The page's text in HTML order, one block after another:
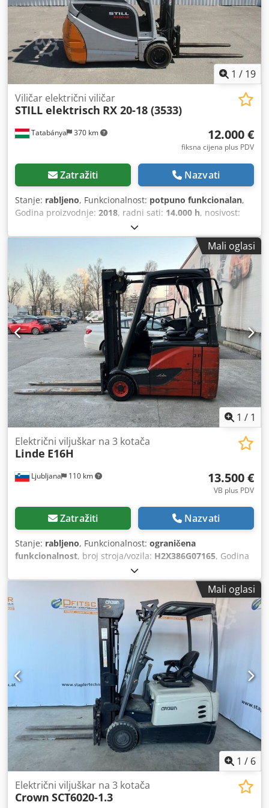
1 / 19
Tatabánya 370 km
Viličar električni viličar
STILL elektrisch RX 20-18 (3533)
12.000 €
fiksna cijena plus PDV
Zatražiti Nazvati
Stanje: rabljeno, Funkcionalnost: potpuno funkcionalan,
Godina proizvodnje: 2018, radni sati: 14.000 h, nosivost:
4.500 mm
električni, Viličar Still RX20 -18 Godina proizvodnje: 2018
Dkodpfezp H Svex Aqgor Baterija: 2018 Visina podizanja:
4500 mm
Mali oglasi
1 / 1
Ljubljana 110 km
Električni viljuškar na 3 kotača
Linde E16H
13.500 €
VB plus PDV
Zatražiti Nazvati
Stanje: rabljeno, Funkcionalnost: ograničena
funkcionalnost, broj stroja/vozila: H2X386G07165, Godina
, radni sati:14.135 h
visina podizanja:3.100 mm, slobodno dizanje:150 mm,
simpleks
građevinska visina:2.200 mm , duljina vilica:1.200 mm
Elektro, Električni viličar za rad Broj šasije:
H2X386G07165 Težište tereta: 500 mm ISO klasa: ISO klasa
2 = 1.000 - 2.500 kg Tip jarbola: standardni Stanje:
ograničeno funkcionalan Tehničko stanje: loše Prednje
gume, tip: superelastične Dsdpfeznpf Aox Aqgokr Stražnje
gume, tip: superelastične Napon baterije: 48 V Tip baterije:
PzS Opis: S novom baterijom. Bočni pomak, 3. ventil.
Mali oglasi
1 / 6
Električni viljuškar na 3 kotača
Crown SCT6020-1.3